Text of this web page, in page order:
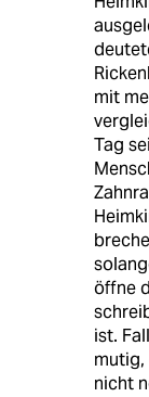
mit
Tag
öffne
ist.
mutig,
nicht